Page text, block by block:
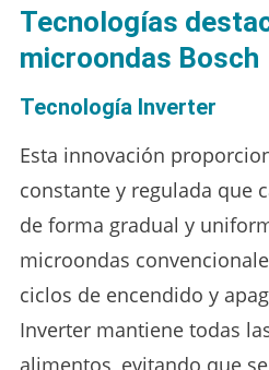
Tecnologías
microondas Bosch
Tecnología Inverter
Esta innovación
constante y regulada que
de forma gradual y
microondas
ciclos de encendido y
Inverter mantiene todas
alimentos, evitando que